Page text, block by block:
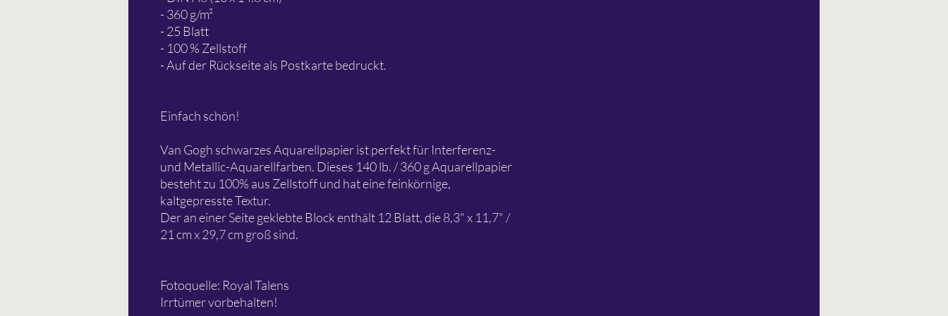
- 360 g/m²
- 25 Blatt
- 100 % Zellstoff
- Auf der Rückseite als Postkarte bedruckt.
Einfach schön!
Van Gogh schwarzes Aquarellpapier ist perfekt für Interferenz-
und Metallic-Aquarellfarben. Dieses 140 lb. / 360 g Aquarellpapier
besteht zu 100% aus Zellstoff und hat eine feinkörnige,
kaltgepresste Textur.
Der an einer Seite geklebte Block enthält 12 Blatt, die 8,3" x 11,7" /
21 cm x 29,7 cm groß sind.
Fotoquelle: Royal Talens
Irrtümer vorbehalten!